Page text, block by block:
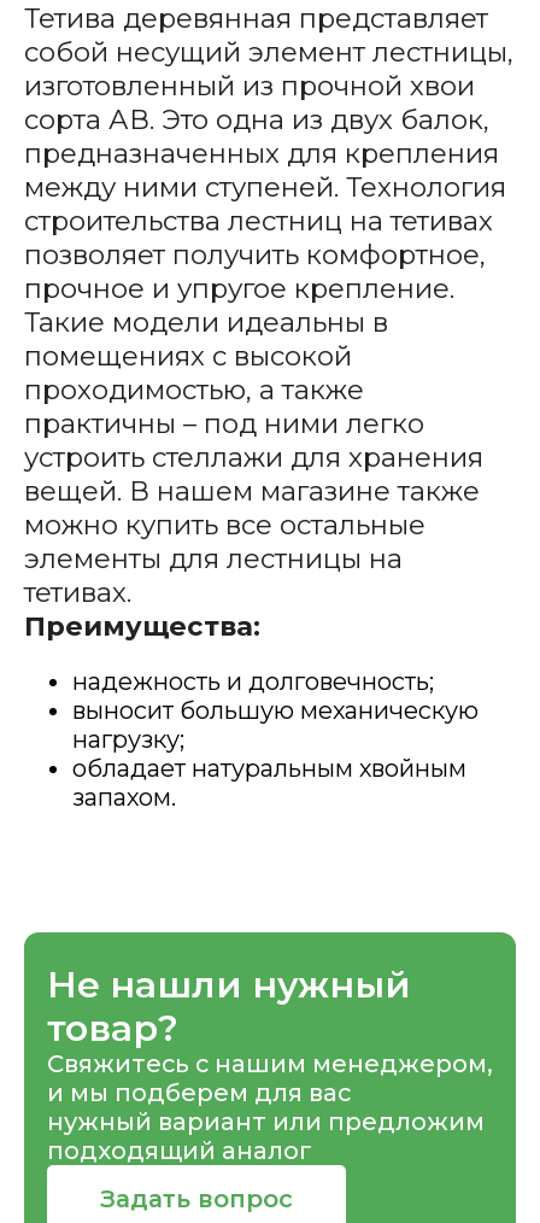
Тетива деревянная представляет
собой несущий элемент лестницы,
изготовленный из прочной хвои
сорта АВ. Это одна из двух балок,
предназначенных для крепления
между ними ступеней. Технология
строительства лестниц на тетивах
позволяет получить комфортное,
прочное и упругое крепление.
Такие модели идеальны в
помещениях с высокой
проходимостью, а также
практичны – под ними легко
устроить стеллажи для хранения
вещей. В нашем магазине также
можно купить все остальные
элементы для лестницы на
тетивах.
Преимущества:
надежность и долговечность;
выносит большую механическую
нагрузку;
обладает натуральным хвойным
запахом.
Не нашли нужный
товар?
Свяжитесь с нашим менеджером,
и мы подберем для вас
нужный вариант или предложим
подходящий аналог
Задать вопрос